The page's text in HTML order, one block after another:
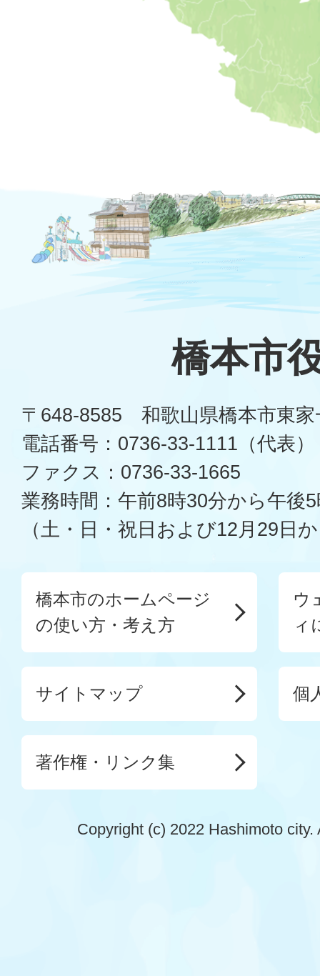
橋本市
〒648-8585 和歌山県橋本市東家
電話番号：0736-33-1111（代表）
ファクス：0736-33-1665
業務時間：午前8時30分から午後
（土・日・祝日および12月29日
橋本市のホームページ
の使い方・考え方
ウ
ィ
サイトマップ 個
著作権・リンク集
Copyright (c) 2022 Hashimoto